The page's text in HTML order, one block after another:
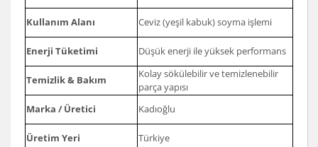
Kullanım Alanı Ceviz (yeşil kabuk) soyma işlemi
Enerji Tüketimi Düşük enerji ile yüksek performans
Temizlik & Bakım
Kolay sökülebilir ve temizlenebilir
parça yapısı
Marka / Üretici
Kadıoğlu
Üretim Yeri Türkiye